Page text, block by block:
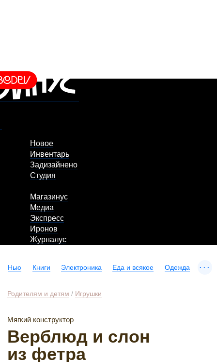
Новое
Инвентарь
Задизайнено
Студия
Магазинус
Медиа
Экспресс
Иронов
Журналус
Нью Книги Электроника Еда и всякое Одежда ...
Родителям и детям / Игрушки
Мягкий конструктор
Верблюд и слон
из фетра